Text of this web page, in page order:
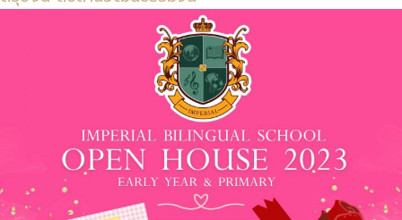
ข้อมูลที่เป็นประโยชน์